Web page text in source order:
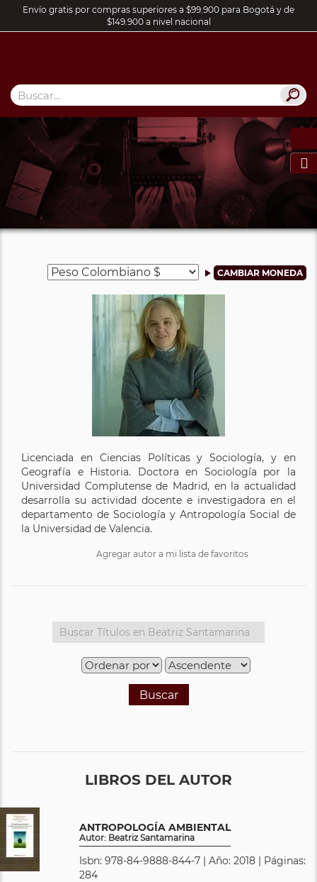
Envío gratis por compras superiores a $99.900 para Bogotá y de
$149.900 a nivel nacional

Licenciada en Ciencias Políticas y Sociología, y en
Geografía e Historia. Doctora en Sociología por la
Universidad Complutense de Madrid, en la actualidad
desarrolla su actividad docente e investigadora en el
departamento de Sociología y Antropología Social de
la Universidad de Valencia.
Agregar autor a mi lista de favoritos
Buscar
LIBROS DEL AUTOR
ANTROPOLOGÍA AMBIENTAL
Autor: Beatriz Santamarina
Isbn: 978-84-9888-844-7 | Año: 2018 | Páginas:
284